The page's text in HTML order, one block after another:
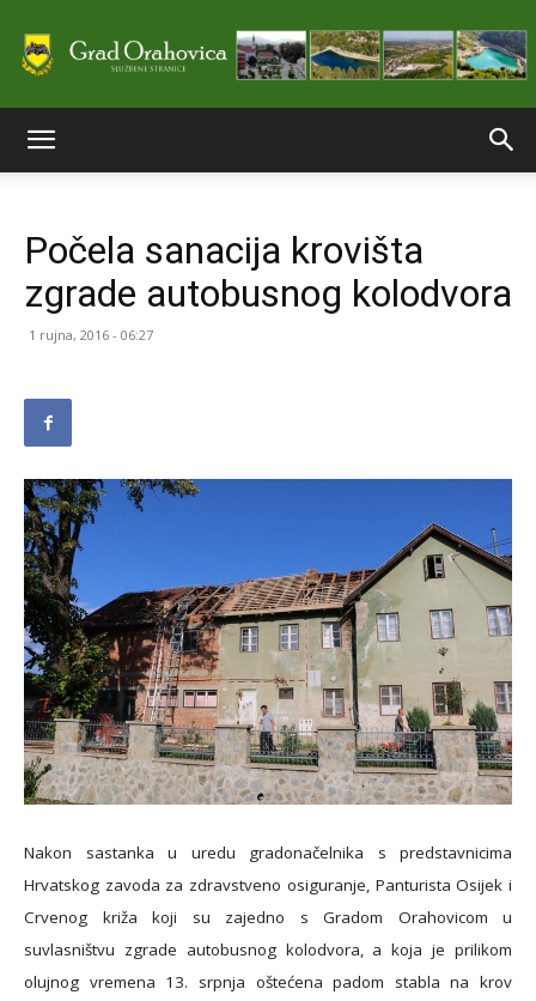
stranice
Počela sanacija krovišta
zgrade autobusnog kolodvora
1 rujna, 2016 - 06:27
Nakon sastanka u uredu gradonačelnika s predstavnicima
Hrvatskog zavoda za zdravstveno osiguranje, Panturista Osijek i
Crvenog križa koji su zajedno s Gradom Orahovicom u
suvlasništvu zgrade autobusnog kolodvora, a koja je prilikom
olujnog vremena 13. srpnja oštećena padom stabla na krov